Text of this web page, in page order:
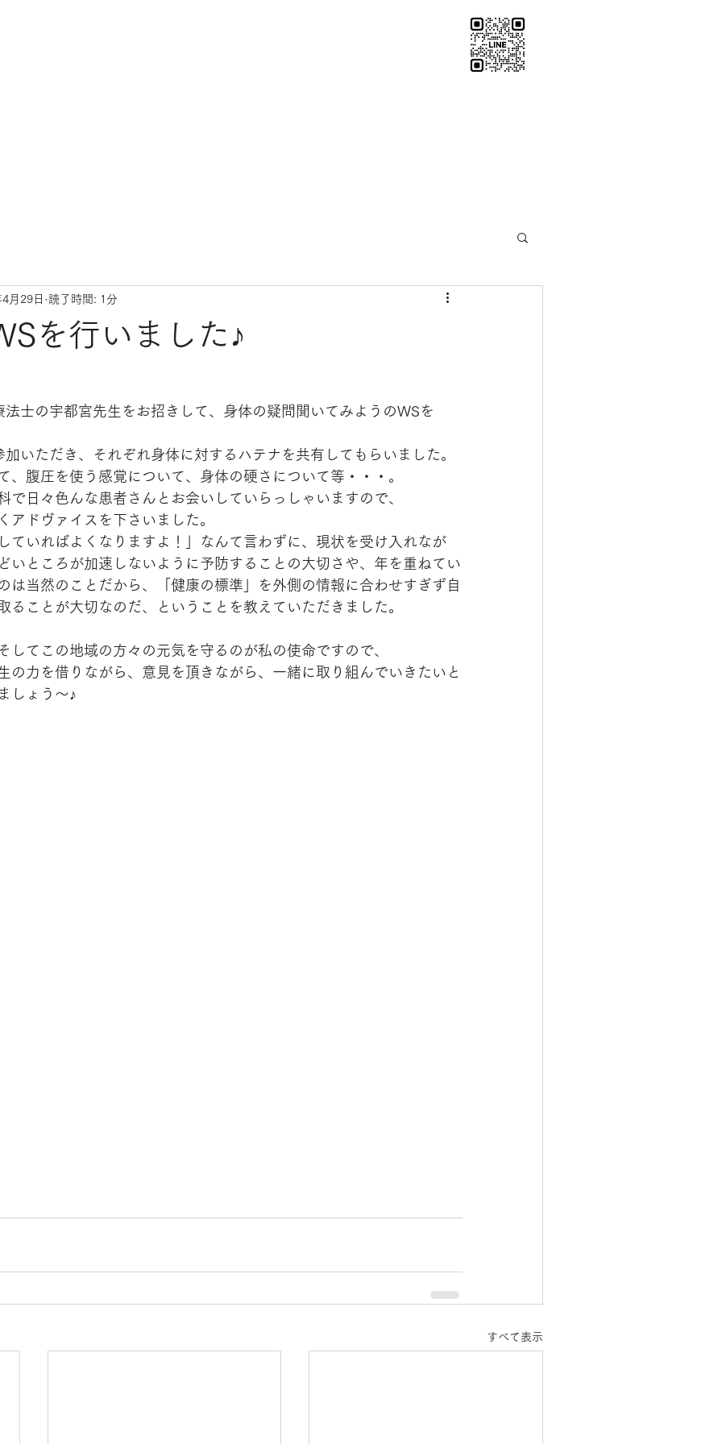
santosha0116@gmail.com
を行いました♪
月29日 読了時間: 1分
士の宇都宮先生をお招きして、身体の疑問聞いてみようのWSを
いただき、それぞれ身体に対するハテナを共有してもらいました。
、腹圧を使う感覚について、身体の硬さについて等・・・。
で日々色んな患者さんとお会いしていらっしゃいますので、
アドヴァイスを下さいました。
ていればよくなりますよ！」なんて言わずに、現状を受け入れなが
いところが加速しないように予防することの大切さや、年を重ねてい
は当然のことだから、「健康の標準」を外側の情報に合わせすぎず自
ることが大切なのだ、ということを教えていただきました。
してこの地域の方々の元気を守るのが私の使命ですので、
の力を借りながら、意見を頂きながら、一緒に取り組んでいきたいと
しょう～♪
すべて表示